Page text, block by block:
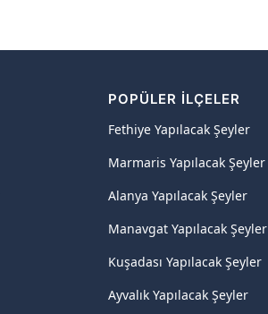
POPÜLER İLÇELER
Fethiye Yapılacak Şeyler
Marmaris Yapılacak Şeyler
Alanya Yapılacak Şeyler
Manavgat Yapılacak Şeyler
Kuşadası Yapılacak Şeyler
Ayvalık Yapılacak Şeyler